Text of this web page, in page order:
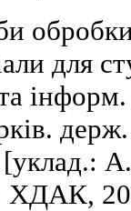
для
ХДАК,